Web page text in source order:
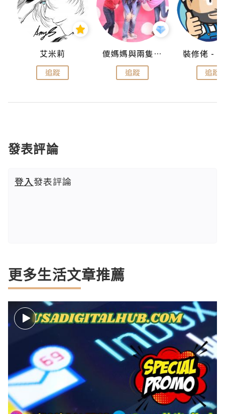
艾米莉
追蹤
儍媽媽與兩隻小魔怪之家
追蹤 追蹤
發表評論
登入發表評論
更多生活文章推薦